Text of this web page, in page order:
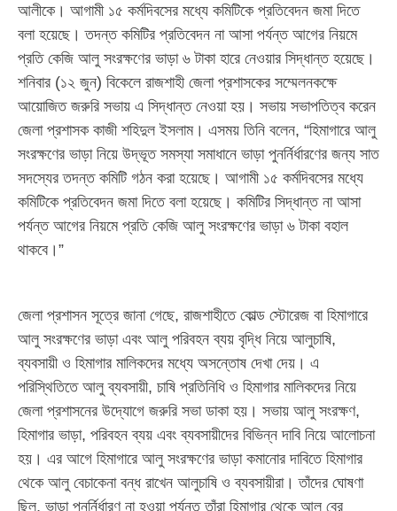
আলীকে। আগামী ১৫ কর্মদিবসের মধ্যে কমিটিকে প্রতিবেদন জমা দিতে
বলা হয়েছে। তদন্ত কমিটির প্রতিবেদন না আসা পর্যন্ত আগের নিয়মে
প্রতি কেজি আলু সংরক্ষণের ভাড়া ৬ টাকা হারে নেওয়ার সিদ্ধান্ত হয়েছে।
শনিবার (১২ জুন) বিকেলে রাজশাহী জেলা প্রশাসকের সম্মেলনকক্ষে
আয়োজিত জরুরি সভায় এ সিদ্ধান্ত নেওয়া হয়। সভায় সভাপতিত্ব করেন
জেলা প্রশাসক কাজী শহিদুল ইসলাম। এসময় তিনি বলেন, “হিমাগারে আলু
সংরক্ষণের ভাড়া নিয়ে উদ্ভূত সমস্যা সমাধানে ভাড়া পুনর্নির্ধারণের জন্য সাত
সদস্যের তদন্ত কমিটি গঠন করা হয়েছে। আগামী ১৫ কর্মদিবসের মধ্যে
কমিটিকে প্রতিবেদন জমা দিতে বলা হয়েছে। কমিটির সিদ্ধান্ত না আসা
পর্যন্ত আগের নিয়মে প্রতি কেজি আলু সংরক্ষণের ভাড়া ৬ টাকা বহাল
থাকবে।”
জেলা প্রশাসন সূত্রে জানা গেছে, রাজশাহীতে কোল্ড স্টোরেজ বা হিমাগারে
আলু সংরক্ষণের ভাড়া এবং আলু পরিবহন ব্যয় বৃদ্ধি নিয়ে আলুচাষি,
ব্যবসায়ী ও হিমাগার মালিকদের মধ্যে অসন্তোষ দেখা দেয়। এ
পরিস্থিতিতে আলু ব্যবসায়ী, চাষি প্রতিনিধি ও হিমাগার মালিকদের নিয়ে
জেলা প্রশাসনের উদ্যোগে জরুরি সভা ডাকা হয়। সভায় আলু সংরক্ষণ,
হিমাগার ভাড়া, পরিবহন ব্যয় এবং ব্যবসায়ীদের বিভিন্ন দাবি নিয়ে আলোচনা
হয়। এর আগে হিমাগারে আলু সংরক্ষণের ভাড়া কমানোর দাবিতে হিমাগার
থেকে আলু বেচাকেনা বন্ধ রাখেন আলুচাষি ও ব্যবসায়ীরা। তাঁদের ঘোষণা
ছিল, ভাড়া পুনর্নির্ধারণ না হওয়া পর্যন্ত তাঁরা হিমাগার থেকে আলু বের